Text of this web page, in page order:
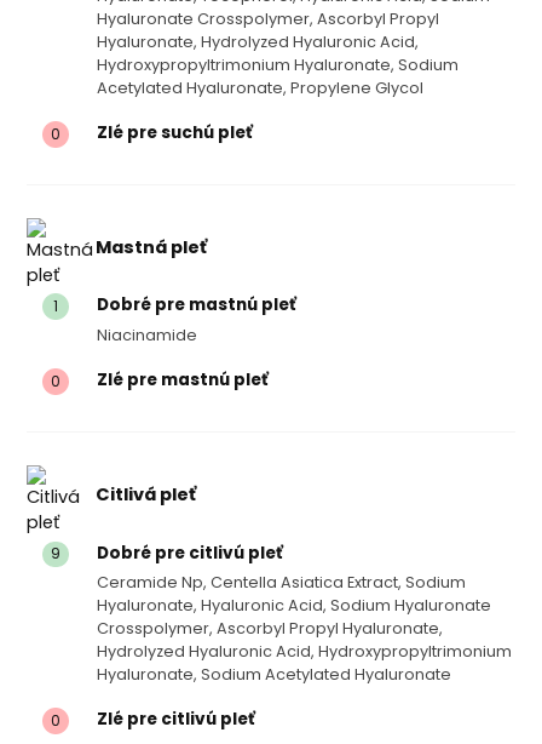
Hyaluronate Crosspolymer, Ascorbyl Propyl
Hyaluronate, Hydrolyzed Hyaluronic Acid,
Hydroxypropyltrimonium Hyaluronate, Sodium
Acetylated Hyaluronate, Propylene Glycol
0 Zlé pre suchú pleť
Mastná pleť
1 Dobré pre mastnú pleť
Niacinamide
0 Zlé pre mastnú pleť
Citlivá pleť
9 Dobré pre citlivú pleť
Ceramide Np, Centella Asiatica Extract, Sodium
Hyaluronate, Hyaluronic Acid, Sodium Hyaluronate
Crosspolymer, Ascorbyl Propyl Hyaluronate,
Hydrolyzed Hyaluronic Acid, Hydroxypropyltrimonium
Hyaluronate, Sodium Acetylated Hyaluronate
0 Zlé pre citlivú pleť